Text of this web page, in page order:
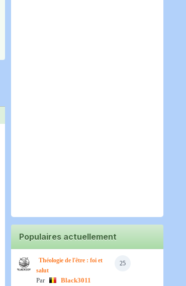
Populaires actuellement
25
Théologie de l'être : foi et
salut
Par
Black3011